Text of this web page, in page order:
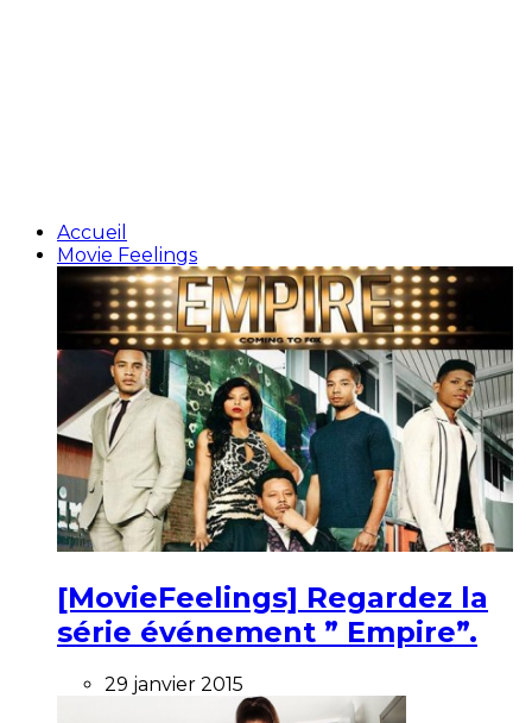
Accueil
Movie Feelings
[MovieFeelings] Regardez la
série événement ” Empire”.
29 janvier 2015